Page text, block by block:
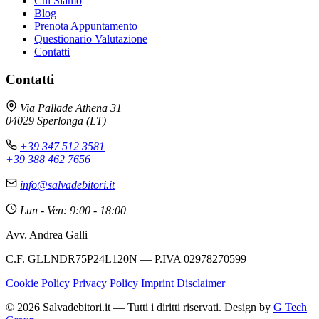
Blog
Prenota Appuntamento
Questionario Valutazione
Contatti
Contatti
Via Pallade Athena 31
04029 Sperlonga (LT)
+39 347 512 3581
+39 388 462 7656
info@salvadebitori.it
Lun - Ven: 9:00 - 18:00
Avv. Andrea Galli
C.F. GLLNDR75P24L120N — P.IVA 02978270599
Cookie Policy Privacy Policy Imprint Disclaimer
© 2026 Salvadebitori.it — Tutti i diritti riservati. Design by G Tech